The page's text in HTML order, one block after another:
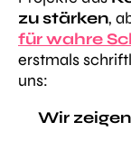
zu stärken,
für wahre
erstmals
uns:
Wir